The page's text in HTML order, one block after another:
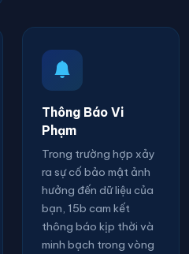
Thông Báo Vi
Phạm
Trong trường hợp xảy
ra sự cố bảo mật ảnh
hưởng đến dữ liệu của
bạn, 15b cam kết
thông báo kịp thời và
minh bạch trong vòng